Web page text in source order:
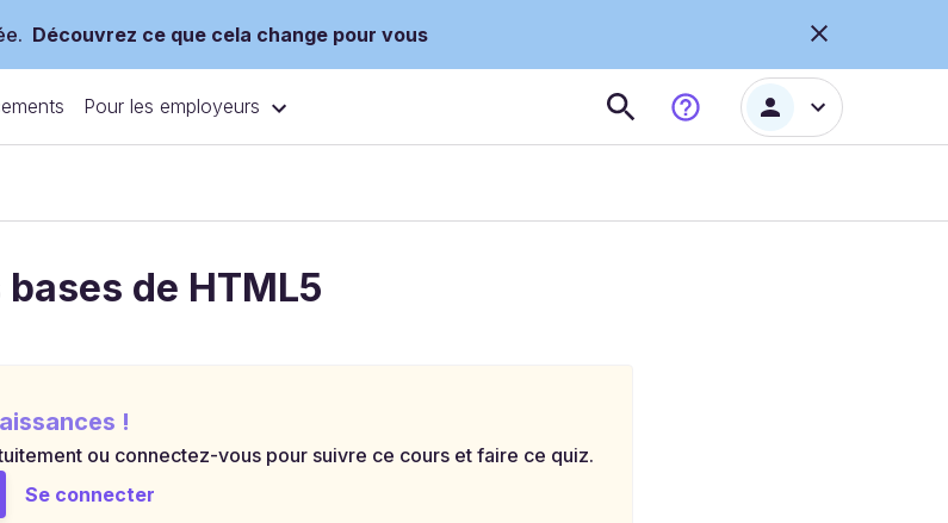
Découvrez ce que cela change pour vous
Pour les employeurs
de HTML5
!
ou connectez-vous pour suivre ce cours et faire ce quiz.
Se connecter